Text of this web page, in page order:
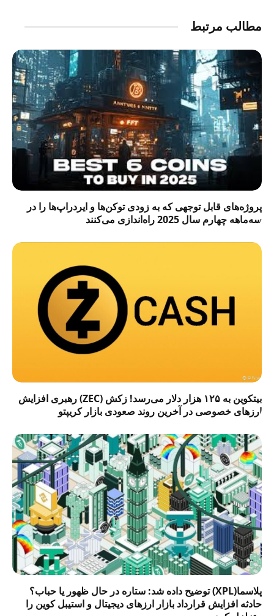
مطالب مرتبط
پروژه‌های قابل توجهی که به زودی توکن‌ها و ایردراپ‌ها را در
سه‌ماهه چهارم سال 2025 راه‌اندازی می‌کنند
بیتکوین به ۱۲۵ هزار دلار می‌رسد! زکش (ZEC) رهبری افزایش
ارزهای خصوصی در آخرین روند صعودی بازار کریپتو
پلاسما(XPL) توضیح داده شد: ستاره در حال ظهور یا حباب؟
حادثه افزایش قرارداد بازار ارزهای دیجیتال و استیبل کوین را